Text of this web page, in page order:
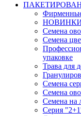
Семена
Семена
упаковке
Трава для
Семена
Семена
Семена на
Серия